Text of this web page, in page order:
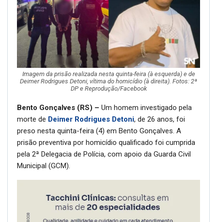
Imagem da prisão realizada nesta quinta-feira (à esquerda) e de
Deimer Rodrigues Detoni, vítima do homicídio (à direita). Fotos: 2ª
DP e Reprodução/Facebook
Bento Gonçalves (RS) – Um homem investigado pela
morte de Deimer Rodrigues Detoni, de 26 anos, foi
preso nesta quinta-feira (4) em Bento Gonçalves. A
prisão preventiva por homicídio qualificado foi cumprida
pela 2ª Delegacia de Polícia, com apoio da Guarda Civil
Municipal (GCM).